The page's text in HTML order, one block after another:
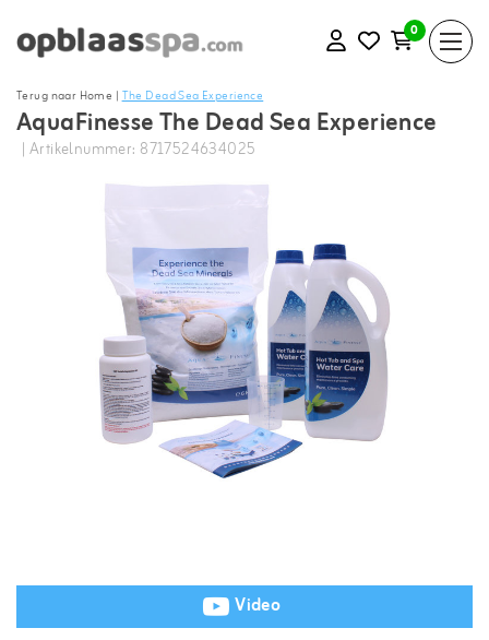
0
Terug naar Home |The Dead Sea Experience
AquaFinesse The Dead Sea Experience
| Artikelnummer: 8717524634025
Video